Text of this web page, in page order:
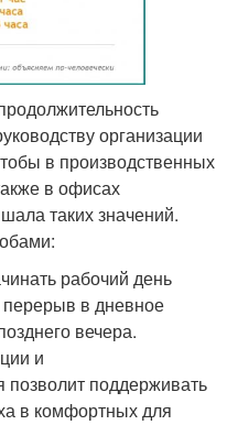
организации
в производственных
в офисах
таких значений.
рабочий день
в дневное
вечера.
и
позволит поддерживать
в комфортных для